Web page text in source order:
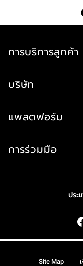
การบริการลูกค้า
บริษัท
แพลตฟอร์ม
การร่วมมือ
ประ
Site Map